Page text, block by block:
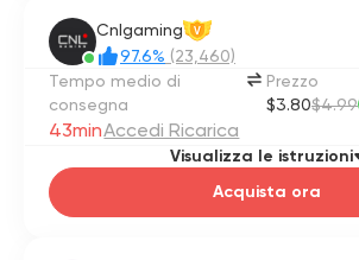
Cnlgaming V
97.6% (23,460)
Tempo medio di
consegna
43minAccedi Ricarica
Prezzo
$3.80$4.99
Acquista ora
Visualizza le istruzioni